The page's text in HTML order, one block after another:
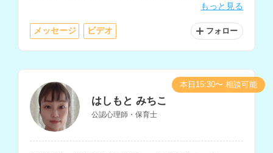
もっと見る
メッセージ ビデオ フォロー
はしもと みちこ
公認心理師・保育士
本日15:30〜 相談可能